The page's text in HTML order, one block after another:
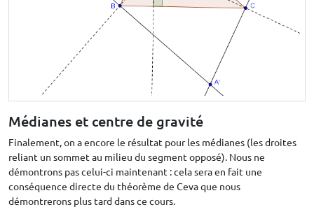
Médianes et centre de gravité
Finalement, on a encore le résultat pour les médianes (les droites
reliant un sommet au milieu du segment opposé). Nous ne
démontrons pas celui-ci maintenant : cela sera en fait une
conséquence directe du théorème de Ceva que nous
démontrerons plus tard dans ce cours.